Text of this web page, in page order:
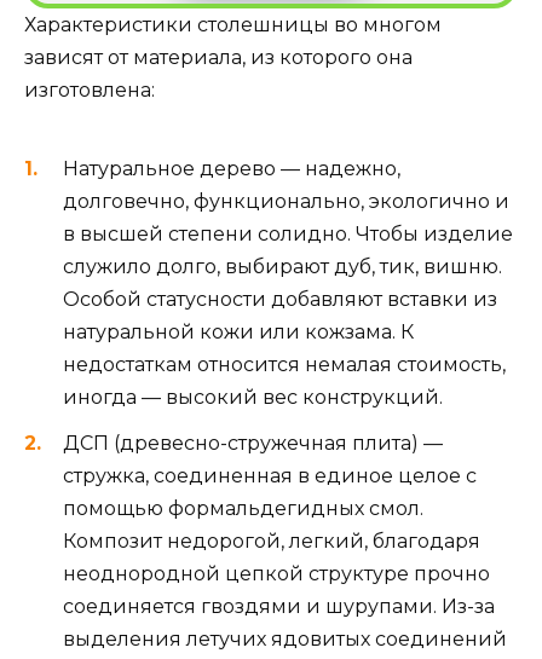
Характеристики столешницы во многом
зависят от материала, из которого она
изготовлена:
Натуральное дерево — надежно,
долговечно, функционально, экологично и
в высшей степени солидно. Чтобы изделие
служило долго, выбирают дуб, тик, вишню.
Особой статусности добавляют вставки из
натуральной кожи или кожзама. К
недостаткам относится немалая стоимость,
иногда — высокий вес конструкций.
ДСП (древесно-стружечная плита) —
стружка, соединенная в единое целое с
помощью формальдегидных смол.
Композит недорогой, легкий, благодаря
неоднородной цепкой структуре прочно
соединяется гвоздями и шурупами. Из-за
выделения летучих ядовитых соединений